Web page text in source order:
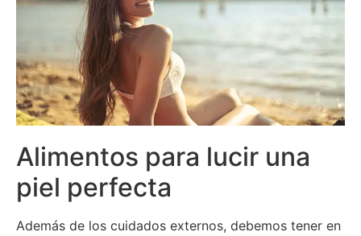
Alimentos para lucir una
piel perfecta
Además de los cuidados externos, debemos tener en